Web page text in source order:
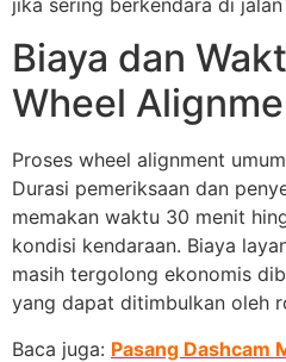
Biaya dan
Wheel
Proses wheel alignment
Durasi pemeriksaan dan
memakan waktu 30 menit
kondisi kendaraan. Biaya
masih tergolong ekonomis
yang dapat ditimbulkan oleh
Baca juga: Pasang Dashcam